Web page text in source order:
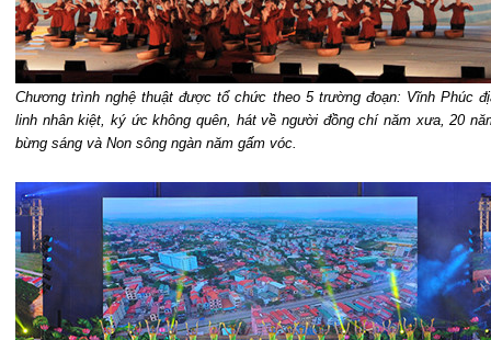
Chương trình nghệ thuật được tổ chức theo 5 trường đoạn: Vĩnh Phúc
linh nhân kiệt, ký ức không quên, hát về người đồng chí năm xưa, 20
bừng sáng và Non sông ngàn năm gấm vóc.